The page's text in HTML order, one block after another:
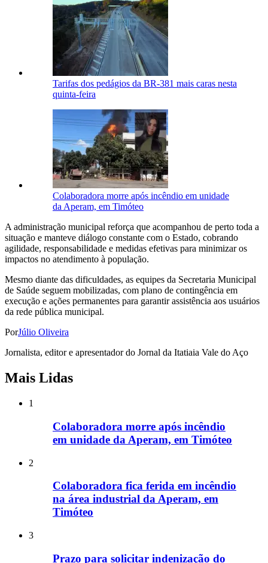
Tarifas dos pedágios da BR-381 mais caras nesta
quinta-feira
Colaboradora morre após incêndio em unidade
da Aperam, em Timóteo
A administração municipal reforça que acompanhou de perto toda a
situação e manteve diálogo constante com o Estado, cobrando
agilidade, responsabilidade e medidas efetivas para minimizar os
impactos no atendimento à população.
Mesmo diante das dificuldades, as equipes da Secretaria Municipal
de Saúde seguem mobilizadas, com plano de contingência em
execução e ações permanentes para garantir assistência aos usuários
da rede pública municipal.
PorJúlio Oliveira
Jornalista, editor e apresentador do Jornal da Itatiaia Vale do Aço
Mais Lidas
1
Colaboradora morre após incêndio
em unidade da Aperam, em Timóteo
2
Colaboradora fica ferida em incêndio
na área industrial da Aperam, em
Timóteo
3
Prazo para solicitar indenização do